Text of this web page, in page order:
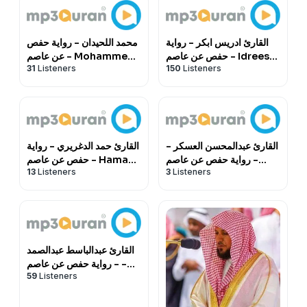
Mojawwad |
محمد اللحيدان - رواية حفص
عن عاصم - Mohammed
Al-Lohaidan -
31 Listeners
القارئ ادريس ابكر - رواية
حفص عن عاصم - Idrees
Abkr - Rewayat Hafs
150 Listeners
القارئ حمد الدغريري - رواية
حفص عن عاصم - Hamad
Al Daghriri - Rewayat
13 Listeners
القارئ عبدالمحسن العسكر -
رواية حفص عن عاصم -
Abdulmohsin Al-Askar
3 Listeners
القارئ عبدالباسط عبدالصمد
- رواية حفص عن عاصم -
Abdulbasit
59 Listeners